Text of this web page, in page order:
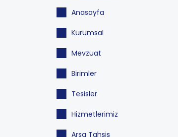
Anasayfa
Kurumsal
Mevzuat
Birimler
Tesisler
Hizmetlerimiz
Arsa Tahsis